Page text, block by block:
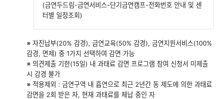
(금연두드림-금연서비스-단기금연캠프-전화번호 안내 및 센
터별 일정조회)
※ 자진납부(20% 감경), 금연교육(50% 감경), 금연지원서비스(100%
감경, 면제) 중 1가지 선택하여 감면 가능
※ 의견제출 기한(15일) 내 과태료 감면 프로그램 참여 신청서 미제출
시 감경 불가
※ 적용제외 : 금연구역 내 흡연으로 최근 2년간 동 제도에 의한 과태료
감면을 2회 받은 자, 현재 과태료를 체납 중인 자